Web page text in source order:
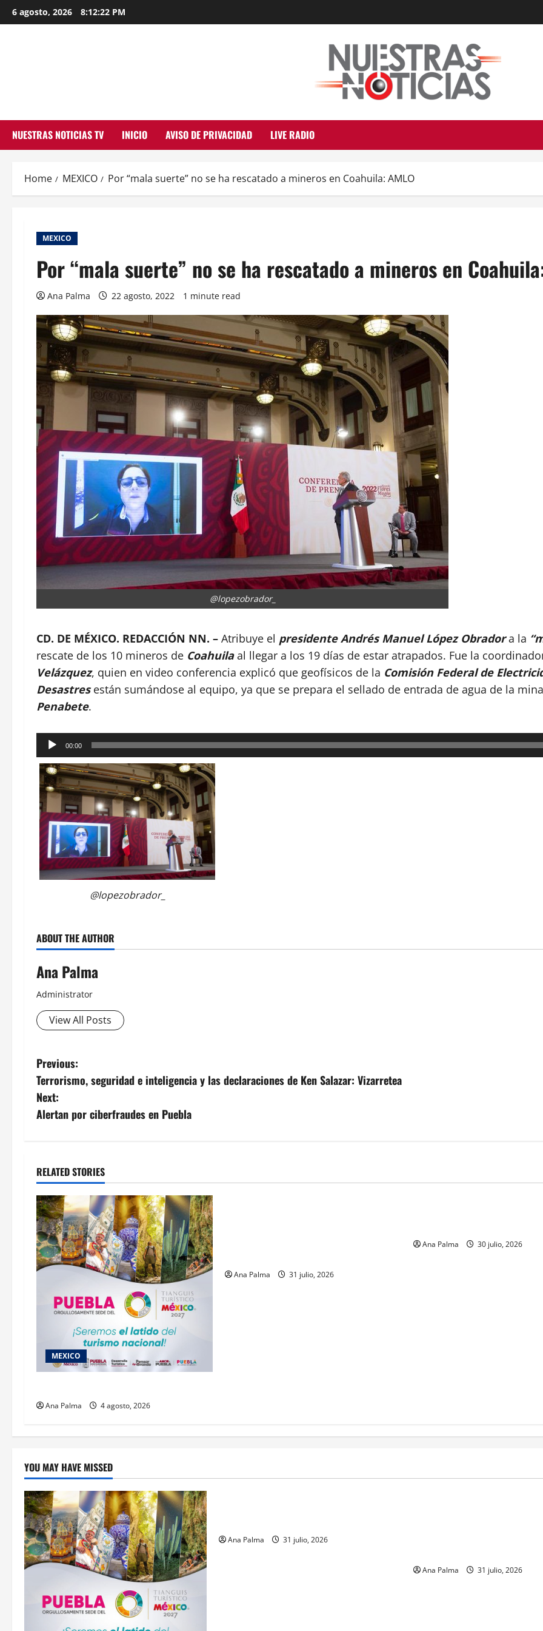
Skip
to
6 agosto, 2026 8:12:22 PM
NUESTRAS NOTICIAS TV INICIO AVISO DE PRIVACIDAD LIVE RADIO
Home MEXICO Por “mala suerte” no se ha rescatado a mineros en Coahuila: AMLO
MEXICO
Por “mala suerte” no se ha rescatado a mineros en
Ana Palma 22 agosto, 2022 1 minute read
@lopezobrador_
CD. DE MÉXICO. REDACCIÓN NN. – Atribuye el presidente Andrés Manuel López Obrador a la
rescate de los 10 mineros de Coahuilaal llegar a los 19 días de estar atrapados. Fue la
Velázquez, quien en video conferencia explicó que geofísicos de la Comisión Federal de
Desastresestán sumándose al equipo, ya que se prepara el sellado de entrada de agua de la
Penabete.
Reproductor
de
audio
00:00
@lopezobrador_
ABOUT THE AUTHOR
Ana Palma
Administrator
View All Posts
Post
navigation
Previous:
Terrorismo, seguridad e inteligencia y las declaraciones de Ken Salazar: Vizarretea
Next:
Alertan por ciberfraudes en Puebla
RELATED STORIES
MEXICO
Ana Palma 4 agosto, 2026
Ana Palma 31 julio, 2026
Ana Palma 30 julio, 2026
YOU MAY HAVE MISSED
Ana Palma 31 julio, 2026
Ana Palma 31 julio, 2026